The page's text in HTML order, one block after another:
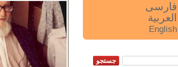
فارسی
العربية
English